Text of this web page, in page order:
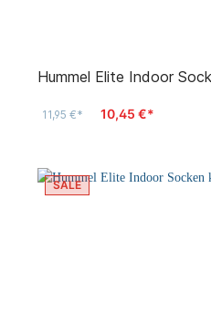
Hummel Elite Indoor
11,95 €* 10,45 €*
SALE